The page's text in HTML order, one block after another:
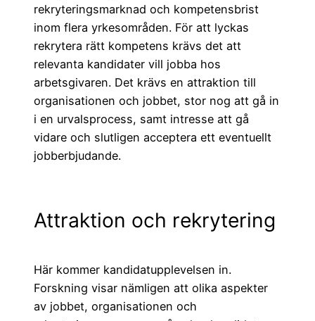
rekryteringsmarknad och kompetensbrist
inom flera yrkesområden. För att lyckas
rekrytera rätt kompetens krävs det att
relevanta kandidater vill jobba hos
arbetsgivaren. Det krävs en attraktion till
organisationen och jobbet, stor nog att gå in
i en urvalsprocess, samt intresse att gå
vidare och slutligen acceptera ett eventuellt
jobberbjudande.
Attraktion och rekrytering
Här kommer kandidatupplevelsen in.
Forskning visar nämligen att olika aspekter
av jobbet, organisationen och